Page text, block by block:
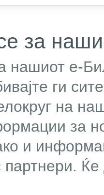
за
нашиот е-
ги
на
за
и